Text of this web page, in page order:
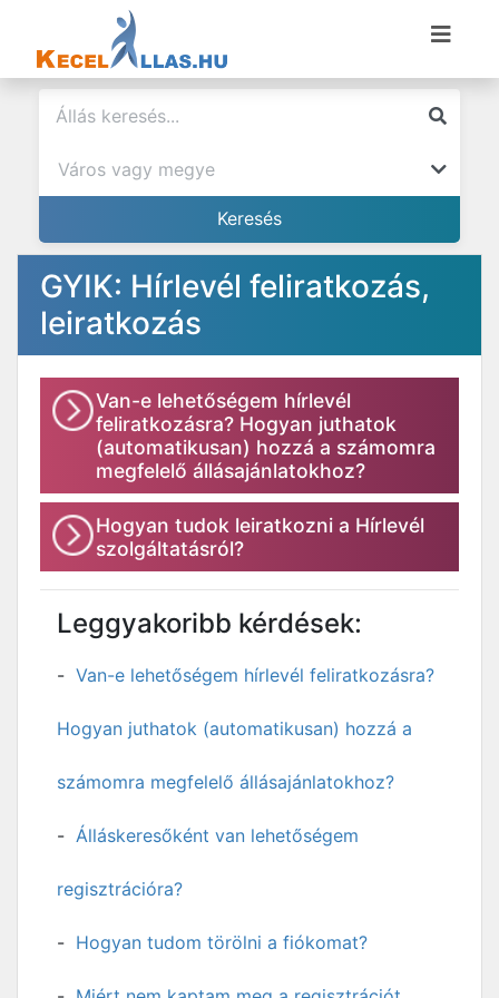
GYIK: Hírlevél feliratkozás,
leiratkozás
Van-e lehetőségem hírlevél
feliratkozásra? Hogyan juthatok
(automatikusan) hozzá a számomra
megfelelő állásajánlatokhoz?
Hogyan tudok leiratkozni a Hírlevél
szolgáltatásról?
Leggyakoribb kérdések:
Van-e lehetőségem hírlevél feliratkozásra?
Hogyan juthatok (automatikusan) hozzá a
számomra megfelelő állásajánlatokhoz?
Álláskeresőként van lehetőségem
regisztrációra?
Hogyan tudom törölni a fiókomat?